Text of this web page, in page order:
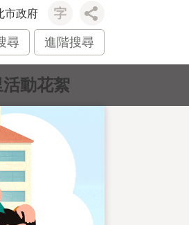
市政府
尋 進階搜尋
活動花絮